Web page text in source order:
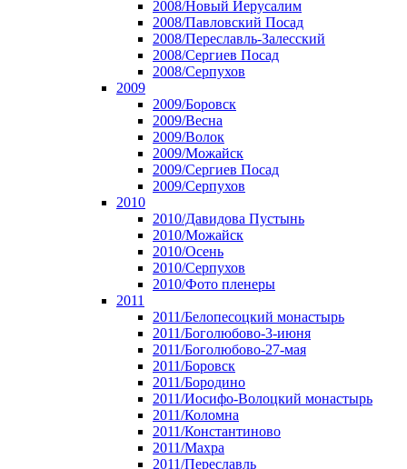
2008/Новый Иерусалим
2008/Павловский Посад
2008/Переславль-Залесский
2008/Сергиев Посад
2008/Серпухов
2009
2009/Боровск
2009/Весна
2009/Волок
2009/Можайск
2009/Сергиев Посад
2009/Серпухов
2010
2010/Давидова Пустынь
2010/Можайск
2010/Осень
2010/Серпухов
2010/Фото пленеры
2011
2011/Белопесоцкий монастырь
2011/Боголюбово-3-июня
2011/Боголюбово-27-мая
2011/Боровск
2011/Бородино
2011/Иосифо-Волоцкий монастырь
2011/Коломна
2011/Константиново
2011/Махра
2011/Переславль